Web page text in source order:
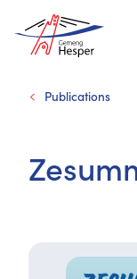
Publications